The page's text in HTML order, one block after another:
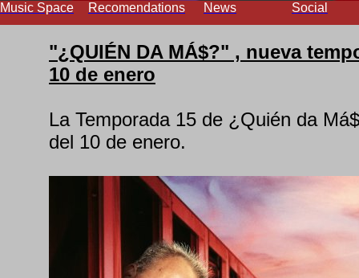
Music Space Recomendations News Social
"¿QUIÉN DA MÁ$?" , nueva
10 de enero
La Temporada 15 de ¿Quién da
del 10 de enero.